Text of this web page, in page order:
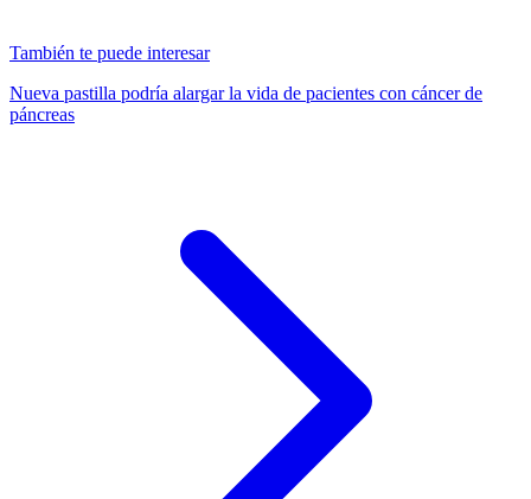
También te puede interesar
Nueva pastilla podría alargar la vida de pacientes con cáncer de
páncreas